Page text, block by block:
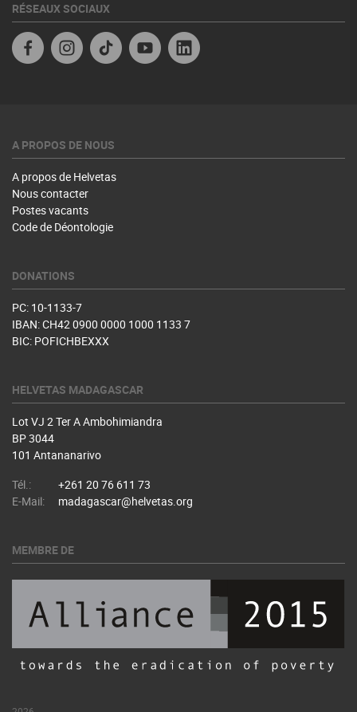
RÉSEAUX SOCIAUX
FacebookInstagramTikTok YouTube
A PROPOS DE NOUS
A propos de Helvetas
Nous contacter
Postes vacants
Code de Déontologie
DONATIONS
PC: 10-1133-7
IBAN: CH42 0900 0000 1000 1133 7
BIC: POFICHBEXXX
HELVETAS MADAGASCAR
Lot VJ 2 Ter A Ambohimiandra
BP 3044
101 Antananarivo
Tél.:
+261 20 76 611 73
E-Mail:
madagascar@helvetas.org
MEMBRE DE